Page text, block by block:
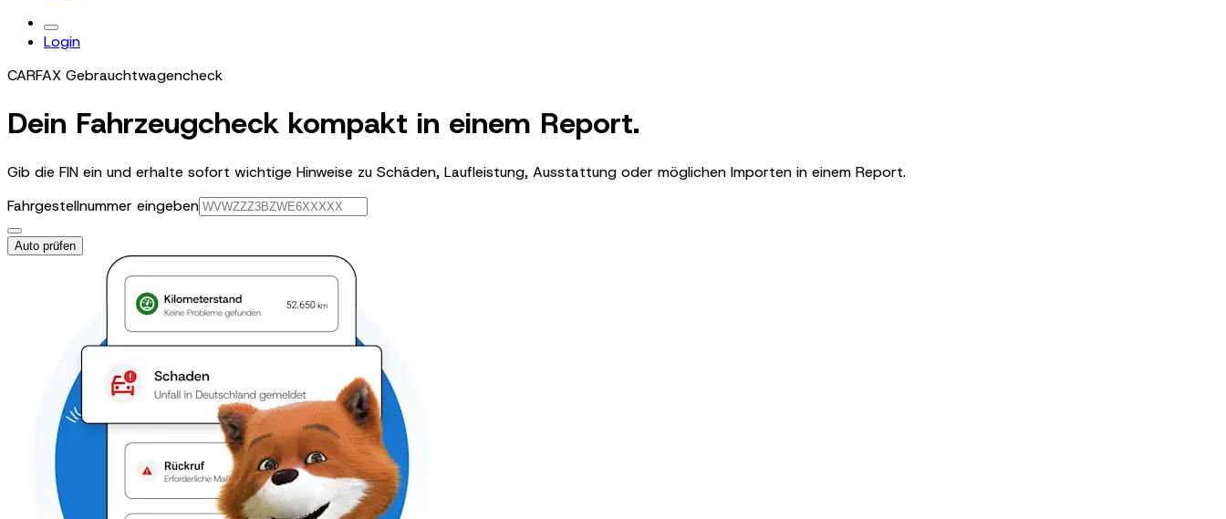
Login
CARFAX Gebrauchtwagencheck
Dein Fahrzeugcheck kompakt in einem Report.
Gib die FIN ein und erhalte sofort wichtige Hinweise zu Schäden, Laufleistung, Ausstattung oder möglichen Importen in einem Report.
Fahrgestellnummer eingeben
Auto prüfen